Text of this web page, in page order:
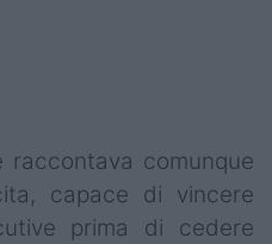
comunque
capace di vincere
prima di cedere